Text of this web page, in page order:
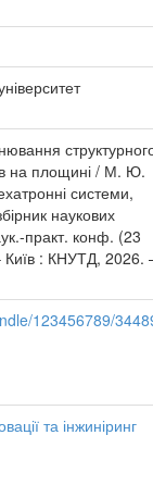
на площині / М. Ю.
системи,
наукових
практ. конф. (23
Київ : КНУТД, 2026.
123456789/
та інжиніринг